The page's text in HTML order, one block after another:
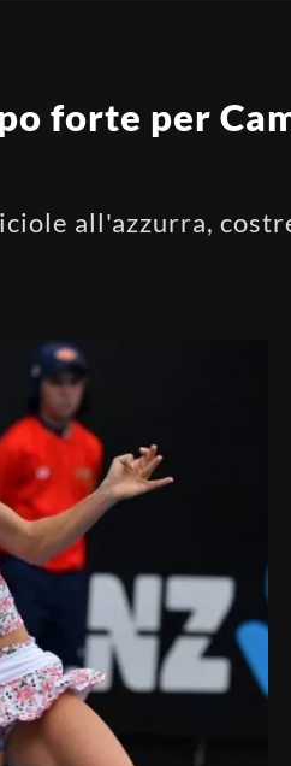
forte per
all'azzurra,